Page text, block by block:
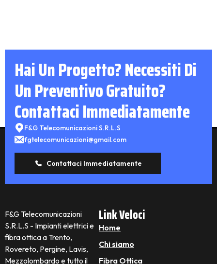
Hai Un Progetto? Necessiti Di
Un Preventivo Gratuito?
Contattaci Immediatamente
F&G Telecomunicazioni S.R.L.S
fgtelecomunicazioni@gmail.com
Contattaci Immediatamente
F&G Telecomunicazioni
S.R.L.S - Impianti elettrici e
fibra ottica a Trento,
Rovereto, Pergine, Lavis,
Mezzolombardo e tutto il
Link Veloci
Home
Chi siamo
Fibra Ottica